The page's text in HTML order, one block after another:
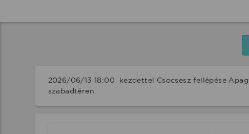
2026/06/13 18:00  kezdettel Csocsesz fellépése
szabadtéren.